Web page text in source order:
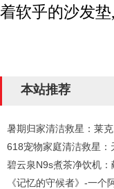
着软乎的沙发
本站推荐
暑期归家清洁救星：莱
618宠物家庭清洁救星
碧云泉N9s煮茶净饮机
《记忆的守候者》-一个